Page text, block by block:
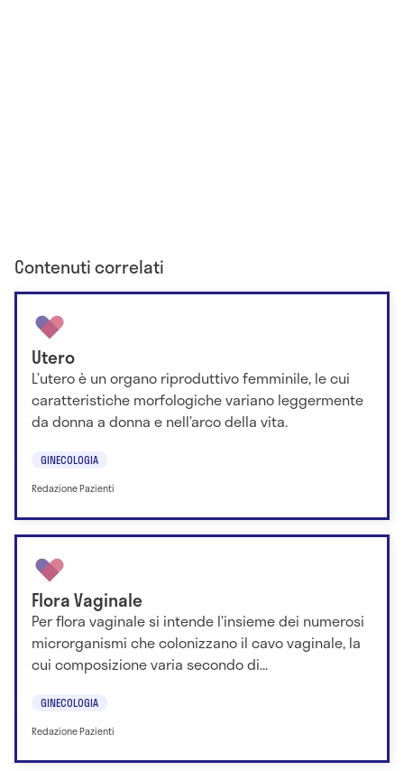
Contenuti correlati
Utero
L’utero è un organo riproduttivo femminile, le cui
caratteristiche morfologiche variano leggermente
da donna a donna e nell’arco della vita.
GINECOLOGIA
Redazione Pazienti
Flora Vaginale
Per flora vaginale si intende l’insieme dei numerosi
microrganismi che colonizzano il cavo vaginale, la
cui composizione varia secondo di...
GINECOLOGIA
Redazione Pazienti